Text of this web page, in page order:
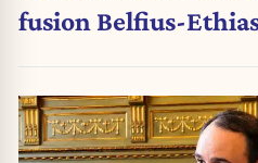
fusion Belfius-